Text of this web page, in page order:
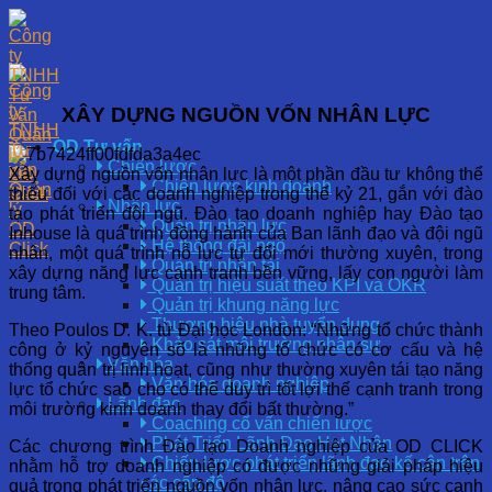
OD Tư vấn
Chiến lược
Chiến lược kinh doanh
Nhân lực
Quản trị nhân lực
Hệ thống đãi ngộ
Quản trị nhân tài
Quản trị hiệu suất theo KPI và OKR
Quản trị khung năng lực
Thương hiệu nhà tuyển dụng
Khảo sát môi trường nhân sự
Văn hóa
Văn hóa doanh nghiệp
Lãnh đạo
Coaching cố vấn chiến lược
Phát Triển Lãnh Đạo Hạt Nhân
Chiến lược phát triển lãnh đạo kế cận trên
các cấp độ
XÂY DỰNG NGUỒN VỐN NHÂN LỰC
Xây dựng nguồn vốn nhân lực là một phần đầu tư không thể
thiếu đối với các doanh nghiệp trong thế kỷ 21, gắn với đào
tạo phát triển đội ngũ. Đào tạo doanh nghiệp hay Đào tạo
Inhouse là quá trình đồng hành của Ban lãnh đạo và đội ngũ
nhân, một quá trình nỗ lực tự đổi mới thường xuyên, trong
xây dựng năng lực cạnh tranh bền vững, lấy con người làm
trung tâm.
Theo Poulos D. K. từ Đại học London: “Những tổ chức thành
công ở kỷ nguyên số là những tổ chức có cơ cấu và hệ
thống quản trị linh hoạt, cũng như thường xuyên tái tạo năng
lực tổ chức sao cho có thể duy trì tốt lợi thế cạnh tranh trong
môi trường kinh doanh thay đổi bất thường.”
Các chương trình Đào tạo Doanh nghiệp của OD CLICK
nhằm hỗ trợ doanh nghiệp có được những giải pháp hiệu
quả trong phát triển nguồn vốn nhân lực, nâng cao sức cạnh